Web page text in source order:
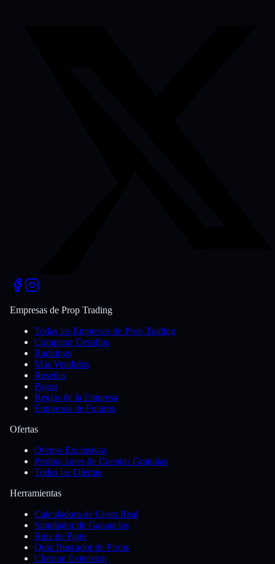
Empresas de Prop Trading
Todas las Empresas de Prop Trading
Comparar Desafíos
Rankings
Más Vendidos
Reseñas
Pagos
Reglas de la Empresa
Empresas de Futuros
Ofertas
Ofertas Exclusivas
Promociones de Cuentas Gratuitas
Todas las Ofertas
Herramientas
Calculadora de Costo Real
Simulador de Ganancias
Ruta de Pago
Quiz Buscador de Firms
Chrome Extension